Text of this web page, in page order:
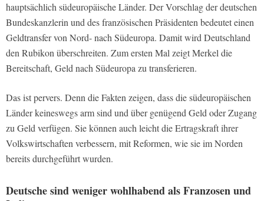
hauptsächlich südeuropäische Länder. Der Vorschlag der deutschen
Bundeskanzlerin und des französischen Präsidenten bedeutet einen
Geldtransfer von Nord- nach Südeuropa. Damit wird Deutschland
den Rubikon überschreiten. Zum ersten Mal zeigt Merkel die
Bereitschaft, Geld nach Südeuropa zu transferieren.
Das ist pervers. Denn die Fakten zeigen, dass die südeuropäischen
Länder keineswegs arm sind und über genügend Geld oder Zugang
zu Geld verfügen. Sie können auch leicht die Ertragskraft ihrer
Volkswirtschaften verbessern, mit Reformen, wie sie im Norden
bereits durchgeführt wurden.
Deutsche sind weniger wohlhabend als Franzosen und